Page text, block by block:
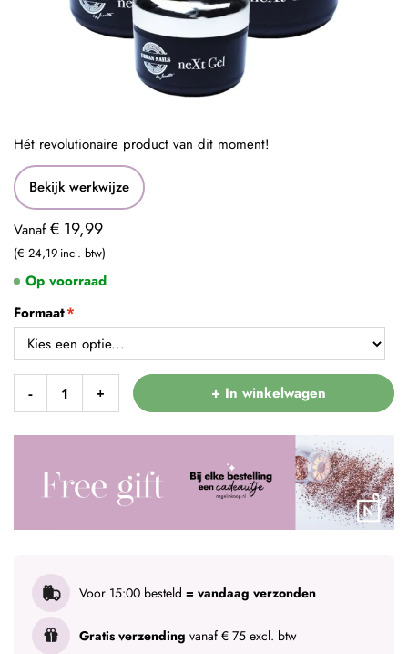
Bekijk werkwijze
Vanaf € 19,99
€ 24,19
Formaat
- + + In winkelwagen
Voor 15:00 besteld = vandaag verzonden
Gratis verzending vanaf € 75 excl. btw
Op voorraad
Hét revolutionaire product van dit moment!